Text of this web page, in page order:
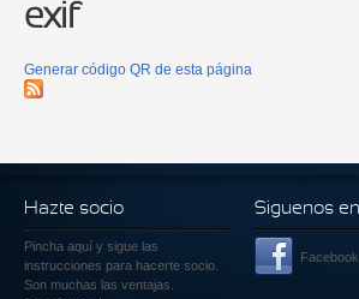
exif
Generar código QR de esta página
Hazte socio
Pincha aquí y sigue las
instrucciones para hacerte socio.
Son muchas las ventajas.
Siguenos en
Facebook